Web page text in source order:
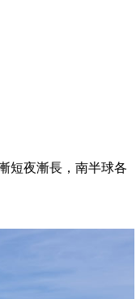
短夜漸長，南半球各